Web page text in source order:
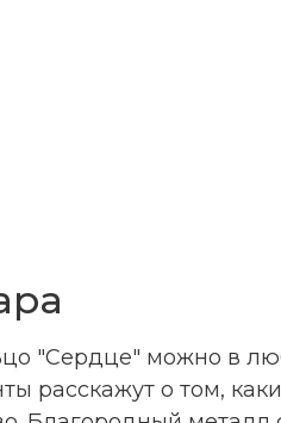
"Сердце" можно в
расскажут о том,